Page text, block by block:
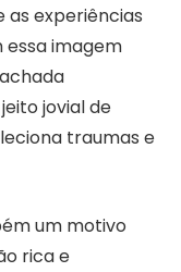
as experiências
imagem
jovial de
traumas e
um motivo
rica e